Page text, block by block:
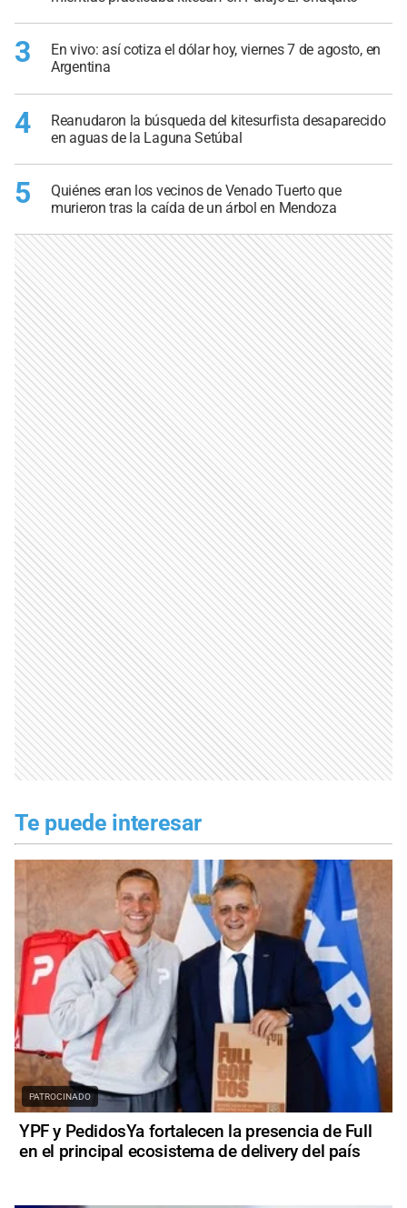
3
En vivo: así cotiza el dólar hoy, viernes 7 de agosto, en
Argentina
4
Reanudaron la búsqueda del kitesurfista desaparecido
en aguas de la Laguna Setúbal
5
Quiénes eran los vecinos de Venado Tuerto que
murieron tras la caída de un árbol en Mendoza
Te puede interesar
PATROCINADO
YPF y PedidosYa fortalecen la presencia de Full
en el principal ecosistema de delivery del país